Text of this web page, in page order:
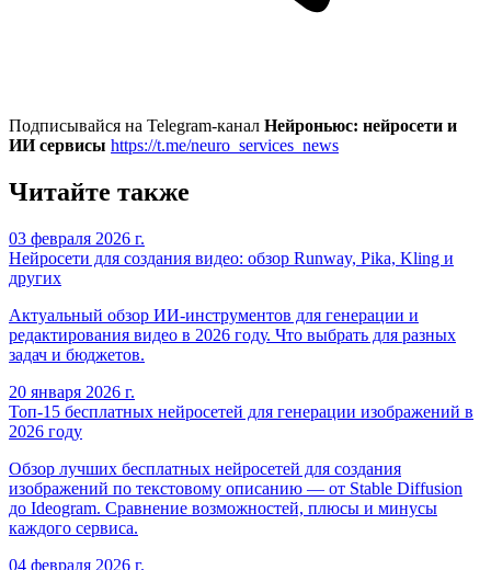
Подписывайся на Telegram-канал Нейроньюс: нейросети и
ИИ сервисы https://t.me/neuro_services_news
Читайте также
03 февраля 2026 г.
Нейросети для создания видео: обзор Runway, Pika, Kling и
других
Актуальный обзор ИИ-инструментов для генерации и
редактирования видео в 2026 году. Что выбрать для разных
задач и бюджетов.
20 января 2026 г.
Топ-15 бесплатных нейросетей для генерации изображений в
2026 году
Обзор лучших бесплатных нейросетей для создания
изображений по текстовому описанию — от Stable Diffusion
до Ideogram. Сравнение возможностей, плюсы и минусы
каждого сервиса.
04 февраля 2026 г.